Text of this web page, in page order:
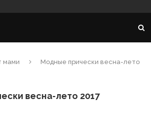
мами
Модные прически весна-лето
весна-лето 2017